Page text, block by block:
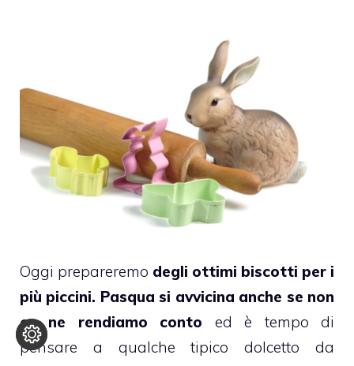
Oggi prepareremo degli ottimi biscotti per i
più piccini. Pasqua si avvicina anche se non
ce ne rendiamo conto ed è tempo di
pensare a qualche tipico dolcetto da